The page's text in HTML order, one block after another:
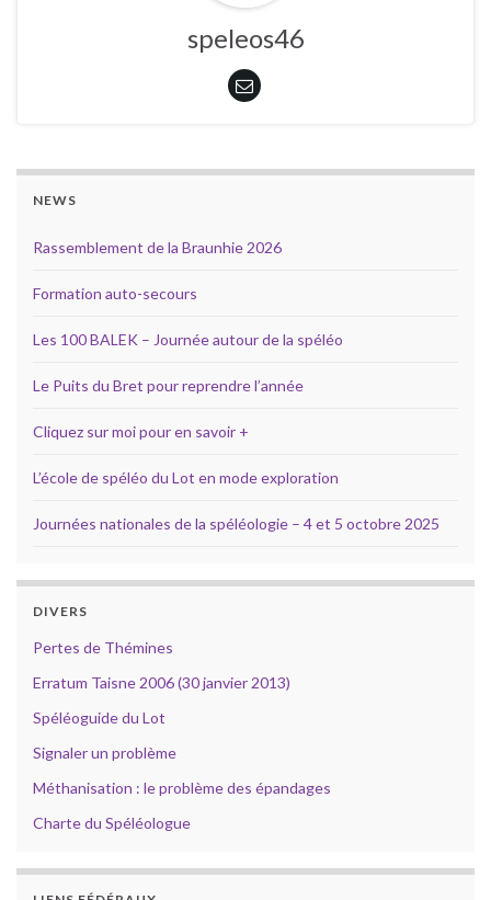
speleos46
NEWS
Rassemblement de la Braunhie 2026
Formation auto-secours
Les 100 BALEK – Journée autour de la spéléo
Le Puits du Bret pour reprendre l’année
Cliquez sur moi pour en savoir +
L’école de spéléo du Lot en mode exploration
Journées nationales de la spéléologie – 4 et 5 octobre 2025
DIVERS
Pertes de Thémines
Erratum Taisne 2006 (30 janvier 2013)
Spéléoguide du Lot
Signaler un problème
Méthanisation : le problème des épandages
Charte du Spéléologue